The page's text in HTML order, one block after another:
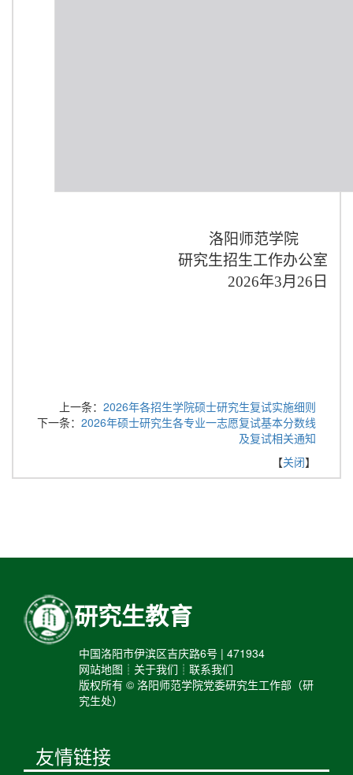
洛阳师范学院
研究生招生工作办公室
2026年3月 26 日
上一条： 2026年各招生学院硕士研究生复试实施细则
下一条： 2026年硕士研究生各专业一志愿复试基本分数线
及复试相关通知
【关闭】
研究生教育
中国洛阳市伊滨区吉庆路6号 | 471934
网站地图┊关于我们┊联系我们
版权所有 © 洛阳师范学院党委研究生工作部（研
究生处）
友情链接